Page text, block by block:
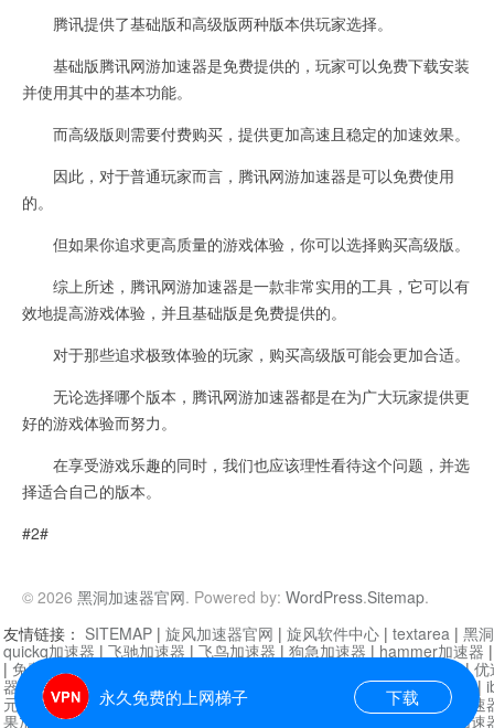
腾讯提供了基础版和高级版两种版本供玩家选择。
基础版腾讯网游加速器是免费提供的，玩家可以免费下载安装
并使用其中的基本功能。
而高级版则需要付费购买，提供更加高速且稳定的加速效果。
因此，对于普通玩家而言，腾讯网游加速器是可以免费使用
的。
但如果你追求更高质量的游戏体验，你可以选择购买高级版。
综上所述，腾讯网游加速器是一款非常实用的工具，它可以有
效地提高游戏体验，并且基础版是免费提供的。
对于那些追求极致体验的玩家，购买高级版可能会更加合适。
无论选择哪个版本，腾讯网游加速器都是在为广大玩家提供更
好的游戏体验而努力。
在享受游戏乐趣的同时，我们也应该理性看待这个问题，并选
择适合自己的版本。
#2#
© 2026 黑洞加速器官网. Powered by: WordPress.Sitemap.
永久免费的上网梯子 下载
友情链接： SITEMAP | 旋风加速器官网 | 旋风软件中心 | textarea | 黑
quickq加速器 | 飞驰加速器 | 飞鸟加速器 | 狗急加速器 | hammer加速器
| 免费vqn加速外网 迷雾通|优
器| 快柠檬加速器 |黑洞加速 |falemon 快橙加速器|anycast加速器 |
元机场加速器 |一元机场|老王加速器 | 白石山|
小牛加速
果加速器|黑洞加速 芒果加速